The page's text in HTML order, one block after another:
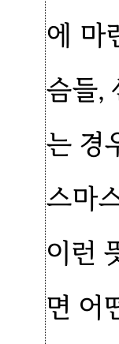
에 마
슴들,
는 경
스마
이런
면 어